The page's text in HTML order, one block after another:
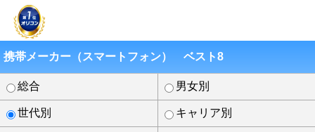
携帯メーカー（スマートフォン） ベスト8
総合 男女別
世代別 キャリア別